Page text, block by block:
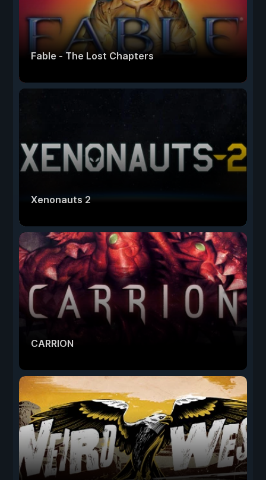
Fable - The Lost Chapters
Xenonauts 2
CARRION